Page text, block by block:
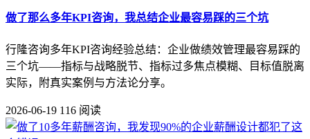
做了那么多年KPI咨询，我总结企业最容易踩的三个坑
行隆咨询多年KPI咨询经验总结：企业做绩效管理最容易踩的
三个坑——指标与战略脱节、指标过多焦点模糊、目标值脱离
实际，附真实案例与方法论分享。
2026-06-19 116 阅读